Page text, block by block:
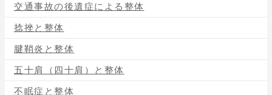
交通事故の後遺症による整体
捻挫と整体
腱鞘炎と整体
五十肩（四十肩）と整体
不眠症と整体